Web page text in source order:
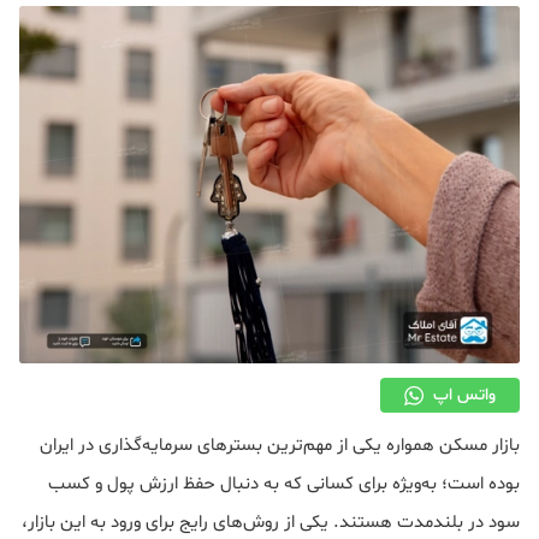
دکوراسیون
صنعت ساختمان
محله گردی
معماری
ملکی
همایش و نمایشگاه
واتس اپ
بازار مسکن همواره یکی از مهم‌ترین بسترهای سرمایه‌گذاری در ایران
بوده است؛ به‌ویژه برای کسانی که به دنبال حفظ ارزش پول و کسب
سود در بلندمدت هستند. یکی از روش‌های رایج برای ورود به این بازار،